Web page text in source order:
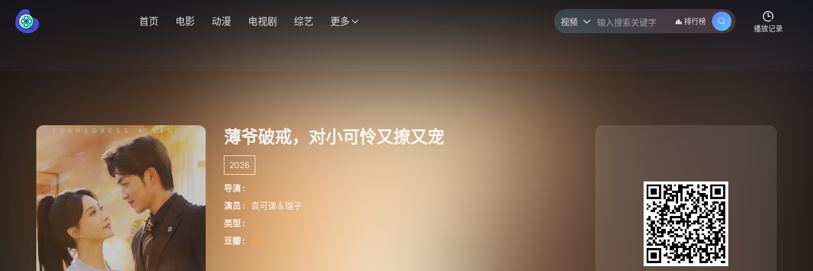
首页 电影 动漫 电视剧 综艺 更多 视频 
排行榜
播放记录
薄爷破戒，对小可怜又撩又宠
2026
导演 :
演员 :
袁可谦＆瑞子
类型 :
豆瓣 :
7.5